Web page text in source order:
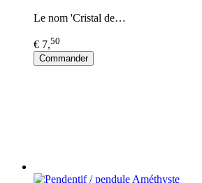
Le nom 'Cristal de…
€ 7,50
Commander